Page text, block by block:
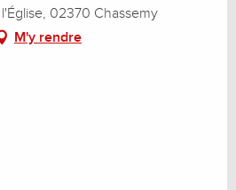
02370 Chassemy
M'y rendre